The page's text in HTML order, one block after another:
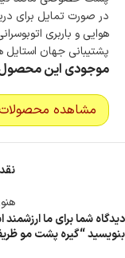
در صورت تمایل برای
هوایی و باربری
پشتیبانی جهان
موجودی این
مشاهده
دیدگاه شما برای ما
بنویسید “گیره پشت مو